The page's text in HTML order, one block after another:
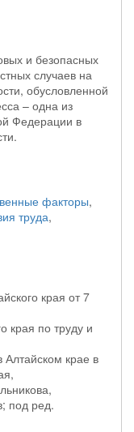
и безопасных
случаев на
обусловленной
– одна из
Федерации в
факторы,
труда,
края от 7
края по труду и
Алтайском крае в
под ред.